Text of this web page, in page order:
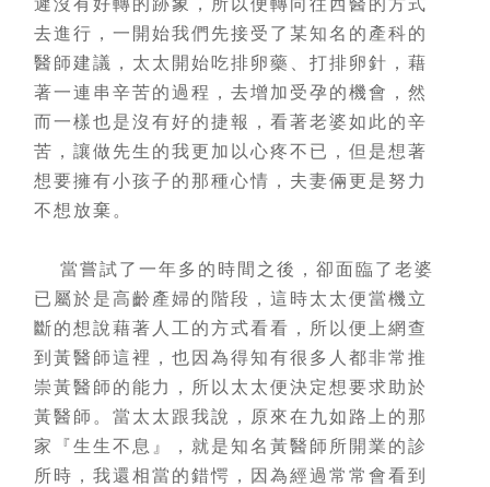
遲沒有好轉的跡象，所以便轉向往西醫的方式
去進行，一開始我們先接受了某知名的產科的
醫師建議，太太開始吃排卵藥、打排卵針，藉
著一連串辛苦的過程，去增加受孕的機會，然
而一樣也是沒有好的捷報，看著老婆如此的辛
苦，讓做先生的我更加以心疼不已，但是想著
想要擁有小孩子的那種心情，夫妻倆更是努力
不想放棄。
當嘗試了一年多的時間之後，卻面臨了老婆
已屬於是高齡產婦的階段，這時太太便當機立
斷的想說藉著人工的方式看看，所以便上網查
到黃醫師這裡，也因為得知有很多人都非常推
崇黃醫師的能力，所以太太便決定想要求助於
黃醫師。當太太跟我說，原來在九如路上的那
家『生生不息』，就是知名黃醫師所開業的診
所時，我還相當的錯愕，因為經過常常會看到